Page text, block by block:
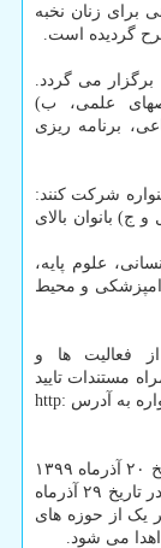
برای زنان نخبه
گردیده است.
می گردد.
علمی، ب)
برنامه ریزی
شرکت کنند:
زیر ۴۰ سال، ب) بانوان ۴۰ تا ۶۵ سال و ج) بانوان بالای
علوم پایه،
و محیط
فعالیت ها و
مستندات تایید
کننده آنرا تا ۲۱ آبان ماه ۱۳۹۹ از راه سامانه جشنواره به آدرس http:
برگزیدگان، بعد از داوری مستندات ارسالی، تا تاریخ ۲۰ آذرماه ۱۳۹۹
معرفی می گردند. مراسم اختتامیه این جشنواره در تاریخ ۲۹ آذرماه
یک از حوزه های
می شود.